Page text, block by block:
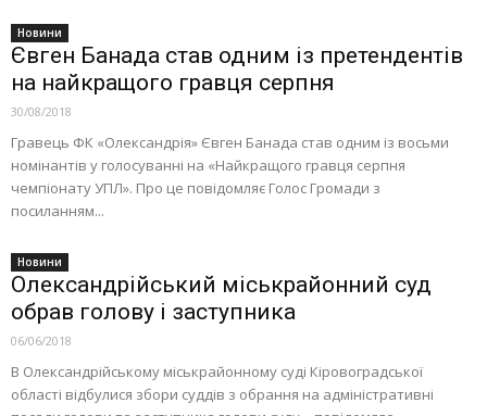
Новини
Євген Банада став одним із претендентів
на найкращого гравця серпня
30/08/2018
Гравець ФК «Олександрія» Євген Банада став одним із восьми
номінантів у голосуванні на «Найкращого гравця серпня
чемпіонату УПЛ». Про це повідомляє Голос Громади з
посиланням...
Новини
Олександрійський міськрайонний суд
обрав голову і заступника
06/06/2018
В Олександрійському міськрайонному суді Кіровоградської
області відбулися збори суддів з обрання на адміністративні